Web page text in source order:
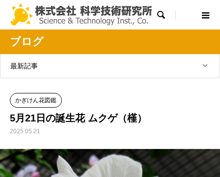

ブログ
最新記事
かぎけん花図鑑
5月21日の誕生花 ムクゲ（槿）
2025.05.21